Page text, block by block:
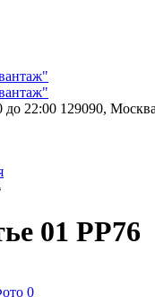
до 22:00 129090,
01 PP76